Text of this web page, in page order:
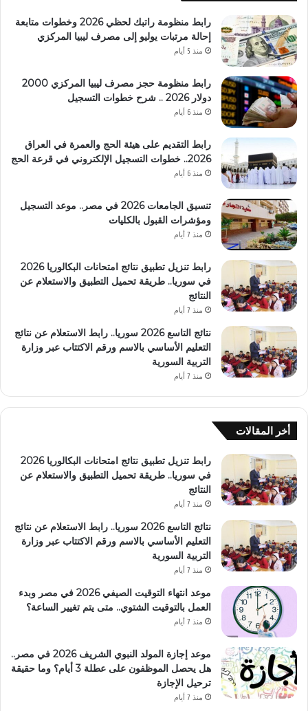
رابط منظومة راتبك لحظي 2026 وخطوات متابعة
إحالة مرتبات يوليو إلى مصرف ليبيا المركزي
منذ 5 أيام
رابط منظومة حجز مصرف ليبيا المركزي 2000
دولار 2026 .. شرح خطوات التسجيل
منذ 6 أيام
رابط التقديم على هيئة الحج والعمرة في العراق
2026.. خطوات التسجيل الإلكتروني في قرعة الحج
منذ 6 أيام
تنسيق الجامعات 2026 في مصر.. موعد التسجيل
ومؤشرات القبول بالكليات
منذ 7 أيام
رابط تنزيل تطبيق نتائج امتحانات البكالوريا 2026
في سوريا.. طريقة تحميل التطبيق والاستعلام عن
النتائج
منذ 7 أيام
نتائج التاسع 2026 سوريا.. رابط الاستعلام عن نتائج
التعليم الأساسي بالاسم ورقم الاكتتاب عبر وزارة
التربية السورية
منذ 7 أيام
أخر المقالات
رابط تنزيل تطبيق نتائج امتحانات البكالوريا 2026
في سوريا.. طريقة تحميل التطبيق والاستعلام عن
النتائج
منذ 7 أيام
نتائج التاسع 2026 سوريا.. رابط الاستعلام عن نتائج
التعليم الأساسي بالاسم ورقم الاكتتاب عبر وزارة
التربية السورية
منذ 7 أيام
موعد انتهاء التوقيت الصيفي 2026 في مصر وبدء
العمل بالتوقيت الشتوي.. متى يتم تغيير الساعة؟
منذ 7 أيام
موعد إجازة المولد النبوي الشريف 2026 في مصر..
هل يحصل الموظفون على عطلة 3 أيام؟ وما حقيقة
ترحيل الإجازة
منذ 7 أيام